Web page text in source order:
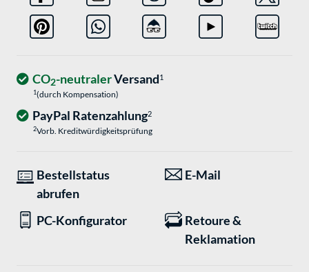
CO2-neutralerVersand1
1(durch Kompensation)
PayPal Ratenzahlung2
2Vorb. Kreditwürdigkeitsprüfung
Bestellstatus
abrufen
E-Mail
PC-Konfigurator
Retoure &
Reklamation